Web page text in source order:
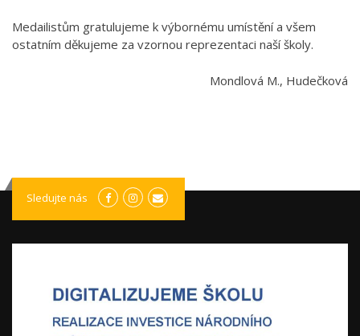
Medailistům gratulujeme k výbornému umístění a všem
ostatním děkujeme za vzornou reprezentaci naší školy.
Mondlová M., Hudečková
Sledujte nás